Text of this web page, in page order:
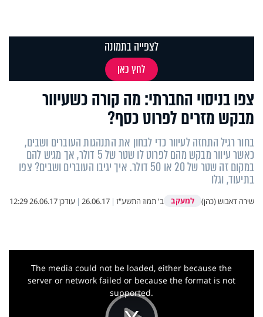
צפו בניסוי החברתי: מה קורה כשעיוור
מבקש מזרים לפרוט כסף?
בחור רגיל התחזה לעיוור כדי לבחון את התנהגות העוברים ושבים,
כאשר עיוור מבקש מהם לפרוט לו שטר של 5 דולר, אך מגיש להם
במקום זה שטר של 20 או 50 דולר. איך יגיבו העוברים ושבים? צפו
בתיעוד, וגלו
שירה דאבוש (כהן) למעקב ב' תמוז התשע"ז |
26.06.17
| עודכן26.06.17 12:29
לצפייה בתמונה
לחץ כאן
The media could not be loaded, either because the
server or network failed or because the format is not
supported.